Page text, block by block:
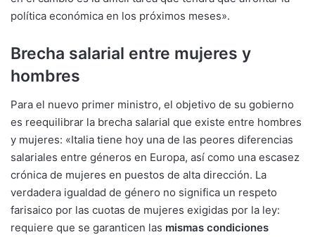
política económica en los próximos meses».
Brecha salarial entre mujeres y
hombres
Para el nuevo primer ministro, el objetivo de su gobierno
es reequilibrar la brecha salarial que existe entre hombres
y mujeres: «Italia tiene hoy una de las peores diferencias
salariales entre géneros en Europa, así como una escasez
crónica de mujeres en puestos de alta dirección. La
verdadera igualdad de género no significa un respeto
farisaico por las cuotas de mujeres exigidas por la ley:
requiere que se garanticen las mismas condiciones